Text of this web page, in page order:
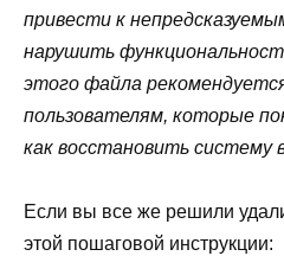
привести к
нарушить
этого файла
пользователям, которые
как восстановить систему
Если вы все же решили
этой пошаговой инструкции: